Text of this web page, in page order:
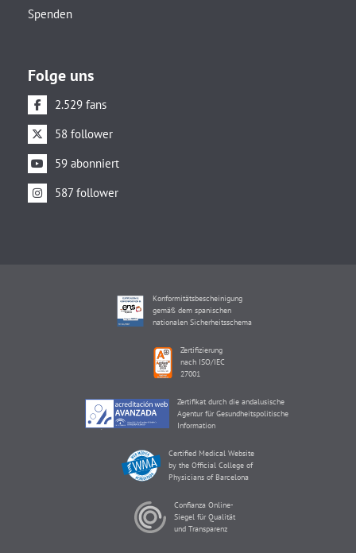
Spenden
Folge uns
2.529 fans
58 follower
59 abonniert
587 follower
Konformitätsbescheinigung
gemäß dem spanischen
nationalen Sicherheitsschema
Zertifizierung
nach ISO/IEC
27001
Zertifikat durch die andalusische
Agentur für Gesundheitspolitische
Information
Certified Medical Website
by the Official College of
Physicians of Barcelona
Confianza Online-
Siegel für Qualität
und Transparenz